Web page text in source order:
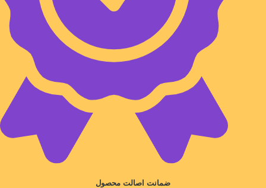
ضمانت اصالت محصول